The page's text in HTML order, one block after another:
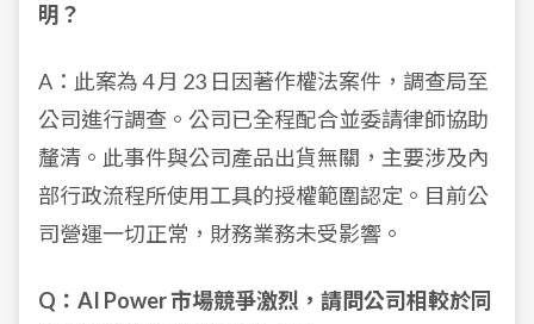
明？
A：此案為 4 月 23 日因著作權法案件，調查局至
公司進行調查。公司已全程配合並委請律師協助
釐清。此事件與公司產品出貨無關，主要涉及內
部行政流程所使用工具的授權範圍認定。目前公
司營運一切正常，財務業務未受影響。
Q：AI Power 市場競爭激烈，請問公司相較於同